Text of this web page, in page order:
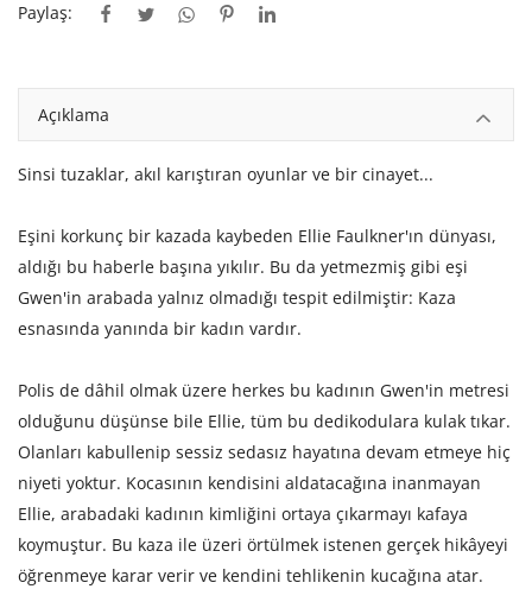
İletişim
TRY (₺)
Paylaş:
Açıklama
Sinsi tuzaklar, akıl karıştıran oyunlar ve bir cinayet...
Eşini korkunç bir kazada kaybeden Ellie Faulkner'ın dünyası,
aldığı bu haberle başına yıkılır. Bu da yetmezmiş gibi eşi
Gwen'in arabada yalnız olmadığı tespit edilmiştir: Kaza
esnasında yanında bir kadın vardır.
Polis de dâhil olmak üzere herkes bu kadının Gwen'in metresi
olduğunu düşünse bile Ellie, tüm bu dedikodulara kulak tıkar.
Olanları kabullenip sessiz sedasız hayatına devam etmeye hiç
niyeti yoktur. Kocasının kendisini aldatacağına inanmayan
Ellie, arabadaki kadının kimliğini ortaya çıkarmayı kafaya
koymuştur. Bu kaza ile üzeri örtülmek istenen gerçek hikâyeyi
öğrenmeye karar verir ve kendini tehlikenin kucağına atar.